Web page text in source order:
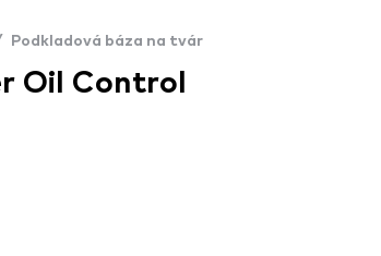
Podkladová báza na tvár
Oil Control